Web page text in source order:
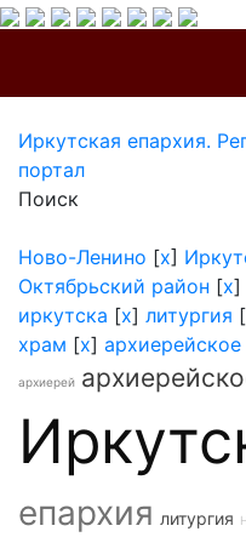
Иркутская епархия.
портал
Поиск
Ново-Ленино [x]
Октябрьский район [x]
иркутска [x] литургия [
храм [x]
архиерей
епархия литургия